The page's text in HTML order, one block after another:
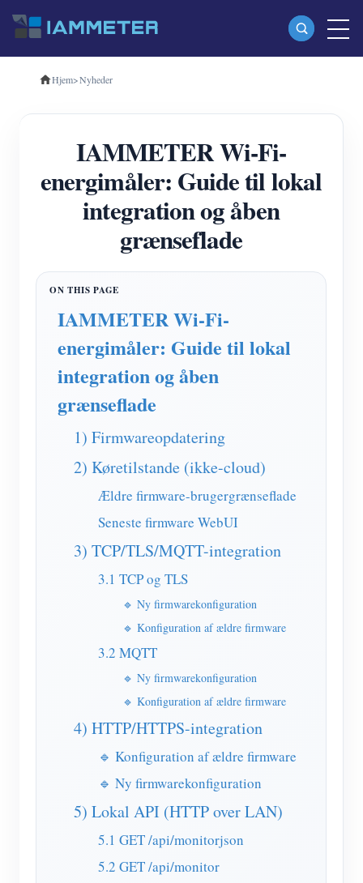
Produkter
Trefaset Wi-Fi-energimåler (WEM3080T)
Trefaset Wi-Fi energimåler (WEM3046T)
Trefaset Wi-Fi-energimåler (WEM3050T)
WiFi Power Controller
IAMMETER Cloud Pro
EV oplader
IAMMETER Simulator
Virtuel måler
Energiprognose og -simuleringssystem
Ansøgninger
Solar PV System Energimonitor
Monitor for elforbrug
PV varmelegeme kontrolsystem
Home Automation
Fabrikkens energiovervågning
butik
Ressourcer
Tutorial video
FAQ
Blogs
Udvikler
Udforske
Belønningsprogram
Kontakt
Hjem>Nyheder
IAMMETER Wi-Fi-
energimåler: Guide til lokal
integration og åben
grænseflade
IAMMETER Wi-Fi-
energimåler: Guide til lokal
integration og åben
grænseflade
1) Firmwareopdatering
2) Køretilstande (ikke-cloud)
Ældre firmware-brugergrænseflade
Seneste firmware WebUI
3) TCP/TLS/MQTT-integration
3.1 TCP og TLS
🔹 Ny firmwarekonfiguration
🔹 Konfiguration af ældre firmware
3.2 MQTT
🔹 Ny firmwarekonfiguration
🔹 Konfiguration af ældre firmware
4) HTTP/HTTPS-integration
🔹 Konfiguration af ældre firmware
🔹 Ny firmwarekonfiguration
5) Lokal API (HTTP over LAN)
5.1 GET /api/monitorjson
5.2 GET /api/monitor